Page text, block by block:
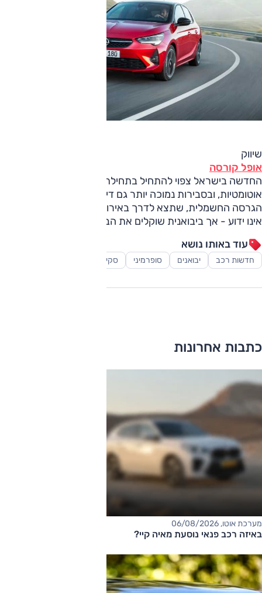
שיווק
אופל קורסה
אוטומטיות, ובסבירות נמוכה יותר גם דיזל. מועד תחילת שיווק
אינו ידוע - אך ביבואנית שוקלים את הבאתה בחיוב.
עוד באותו נושא
חדשות רכב יבואנים סופרמיני סקירות
כתבות אחרונות
מערכת אוטו, 06/08/2026
באיזה רכב פנאי נוסעת מאיה קיי?